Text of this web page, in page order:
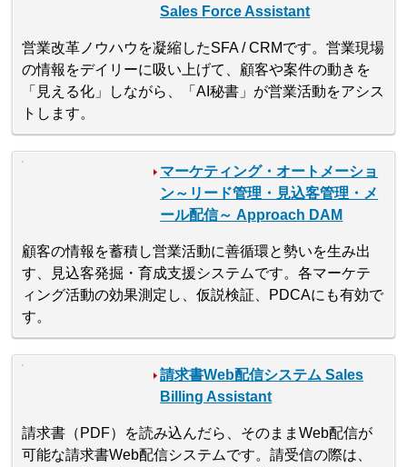
Sales Force Assistant
営業改革ノウハウを凝縮したSFA / CRMです。営業現場
の情報をデイリーに吸い上げて、顧客や案件の動きを
「見える化」しながら、「AI秘書」が営業活動をアシス
トします。
マーケティング・オートメーショ
ン～リード管理・見込客管理・メ
ール配信～ Approach DAM
顧客の情報を蓄積し営業活動に善循環と勢いを生み出
す、見込客発掘・育成支援システムです。各マーケテ
ィング活動の効果測定し、仮説検証、PDCAにも有効で
す。
請求書Web配信システム Sales
Billing Assistant
請求書（PDF）を読み込んだら、そのままWeb配信が
可能な請求書Web配信システムです。請受信の際は、